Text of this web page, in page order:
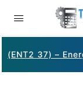
(ENT2 37) –